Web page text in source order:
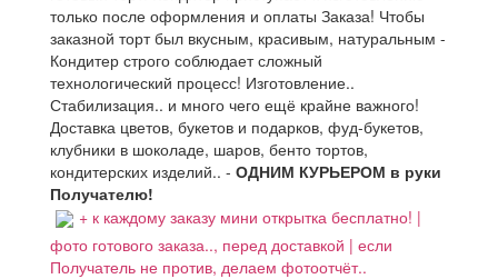
только после оформления и оплаты Заказа! Чтобы
заказной торт был вкусным, красивым, натуральным -
Кондитер строго соблюдает сложный
технологический процесс! Изготовление..
Стабилизация.. и много чего ещё крайне важного!
Доставка цветов, букетов и подарков, фуд-букетов,
клубники в шоколаде, шаров, бенто тортов,
кондитерских изделий.. - ОДНИМ КУРЬЕРОМ в руки
Получателю!
+ к каждому заказу мини открытка бесплатно! |
фото готового заказа.., перед доставкой | если
Получатель не против, делаем фотоотчёт..